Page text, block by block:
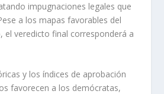
impugnaciones legales que
a los mapas favorables del
el veredicto final corresponderá a
y los índices de aprobación
favorecen a los demócratas,